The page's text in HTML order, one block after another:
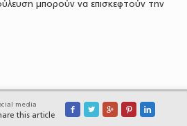
μπορούν να επισκεφτούν την
media
this article
    